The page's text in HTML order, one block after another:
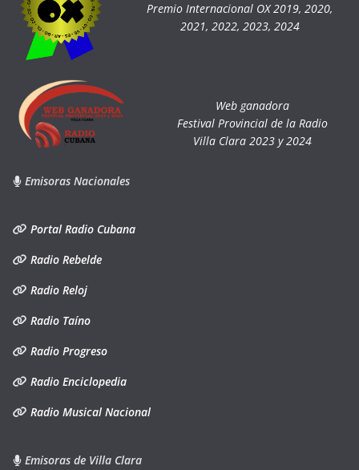
Premio Internacional OX 2019, 2020,
2021, 2022, 2023, 2024
Web ganadora
Festival Provincial de la Radio
Villa Clara 2023 y 2024
Emisoras Nacionales
Portal Radio Cubana
Radio Rebelde
Radio Reloj
Radio Taíno
Radio Progreso
Radio Enciclopedia
Radio Musical Nacional
Emisoras de Villa Clara